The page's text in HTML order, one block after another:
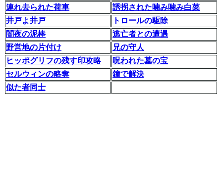
連れ去られた荷車
誘拐された噛み噛み白菜
井戸よ井戸
トロールの駆除
闇夜の泥棒
逃亡者との遭遇
野営地の片付け
兄の守人
ヒッポグリフの残す印攻略
呪われた墓の宝
セルウィンの略奪
鐘で解決
似た者同士